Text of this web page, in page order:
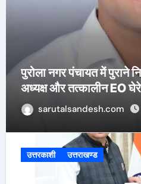
उत्तरकाशी की स्वतंत्री
चयन हुआ
sarutalsandesh.com
उत्तरकाशी उत्तराखण्ड